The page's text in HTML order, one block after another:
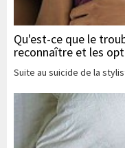
Qu'est-ce que le
reconnaître et les
Suite au suicide de la